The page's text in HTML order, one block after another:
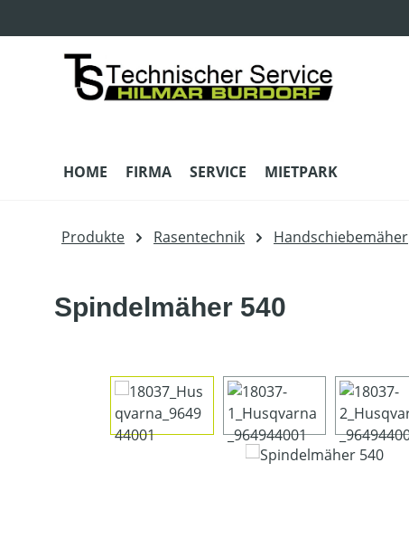
HOME FIRMA SERVICE MIETPARK
Produkte Rasentechnik Handschiebemäher
Spindelmäher 540
Bildergalerie überspringen